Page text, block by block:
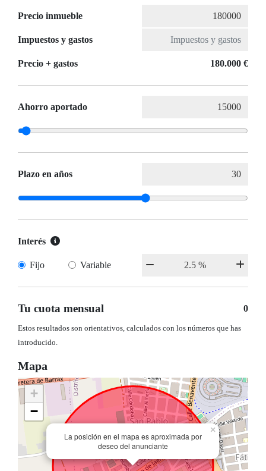
Precio inmueble
Impuestos y gastos
Precio + gastos 180.000 €
Ahorro aportado
Plazo en años
Interés
Fijo Variable
Tu cuota mensual 0
Estos resultados son orientativos, calculados con los números que has
introducido.
Mapa
La posición en el mapa es aproximada por
deseo del anunciante
×
+
−